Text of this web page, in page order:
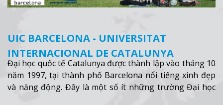
UIC BARCELONA - UNIVERSITAT
INTERNACIONAL DE CATALUNYA
Đại học quốc tế Catalunya được thành lập vào tháng 10
năm 1997, tại thành phố Barcelona nổi tiếng xinh đẹp
và năng động. Đây là một số ít những trường Đại học